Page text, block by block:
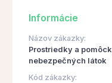
Informácie
Názov zákazky:
Prostriedky a
nebezpečných látok
Kód zákazky: